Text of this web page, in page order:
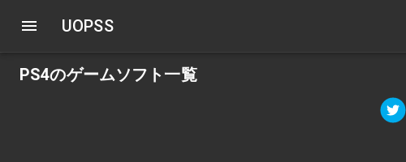
UOPSS
PS4のゲームソフト一覧